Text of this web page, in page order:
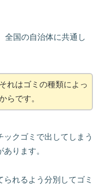
全国の自治体に共通し
れはゴミの種類によっ
らです。
クゴミで出してしまう
ります。
れるよう分別してゴミ